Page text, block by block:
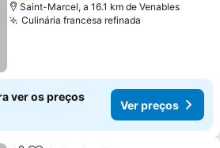
Saint-Marcel, a 16.1 km de Venables
Culinária francesa refinada
ver os preços
Ver preços